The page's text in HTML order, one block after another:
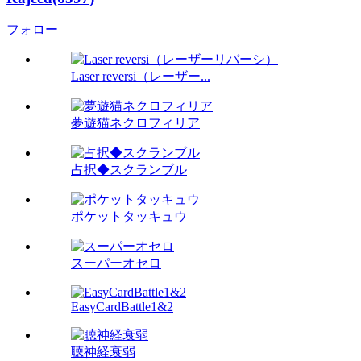
フォロー
Laser reversi（レーザー...
夢遊猫ネクロフィリア
占択◆スクランブル
ポケットタッキュウ
スーパーオセロ
EasyCardBattle1&2
聴神経衰弱